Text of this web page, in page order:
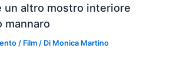
un altro mostro interiore
mannaro
/ Film / Di Monica Martino